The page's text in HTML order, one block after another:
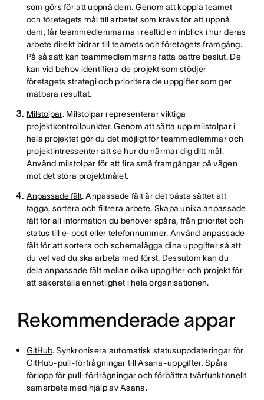
som görs för att uppnå dem. Genom att koppla teamet
och företagets mål till arbetet som krävs för att uppnå
dem, får teammedlemmarna i realtid en inblick i hur deras
arbete direkt bidrar till teamets och företagets framgång.
På så sätt kan teammedlemmarna fatta bättre beslut. De
kan vid behov identifiera de projekt som stödjer
företagets strategi och prioritera de uppgifter som ger
mätbara resultat.
Milstolpar. Milstolpar representerar viktiga
projektkontrollpunkter. Genom att sätta upp milstolpar i
hela projektet gör du det möjligt för teammedlemmar och
projektintressenter att se hur du närmar dig ditt mål.
Använd milstolpar för att fira små framgångar på vägen
mot det stora projektmålet.
Anpassade fält. Anpassade fält är det bästa sättet att
tagga, sortera och filtrera arbete. Skapa unika anpassade
fält för all information du behöver spåra, från prioritet och
status till e-post eller telefonnummer. Använd anpassade
fält för att sortera och schemalägga dina uppgifter så att
du vet vad du ska arbeta med först. Dessutom kan du
dela anpassade fält mellan olika uppgifter och projekt för
att säkerställa enhetlighet i hela organisationen.
Rekommenderade appar
GitHub. Synkronisera automatisk statusuppdateringar för
GitHub-pull-förfrågningar till Asana-uppgifter. Spåra
förlopp för pull-förfrågningar och förbättra tvärfunktionellt
samarbete med hjälp av Asana.